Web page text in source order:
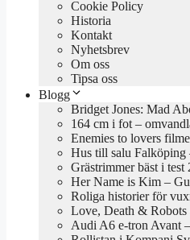
Cookie Policy
Historia
Kontakt
Nyhetsbrev
Om oss
Tipsa oss
Blogg
Bridget Jones: Mad
164 cm i fot –
Enemies to lovers
Hus till salu Falköping
Grästrimmer bäst i test
Her Name is Kim –
Roliga historier för
Love, Death & Robots
Audi A6 e-tron Avant